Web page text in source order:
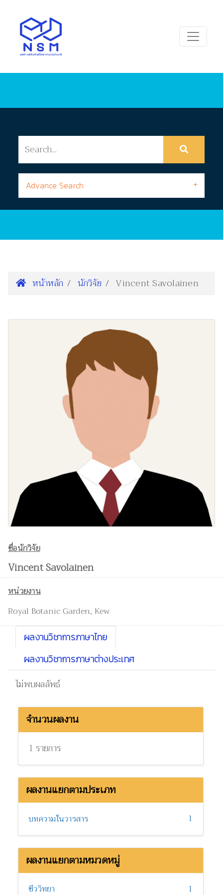
Advance Search
หน้าหลัก นักวิจัย Vincent Savolainen
ชื่อนักวิจัย
Vincent Savolainen
หน่วยงาน
Royal Botanic Garden, Kew
ผลงานวิชาการภาษาไทย
ผลงานวิชาการภาษาต่างประเทศ
ไม่พบผลลัพธ์
จำนวนผลงาน
1 รายการ
ผลงานแยกตามประเภท
บทความในวารสาร 1
ผลงานแยกตามหมวดหมู่
ชีววิทยา 1